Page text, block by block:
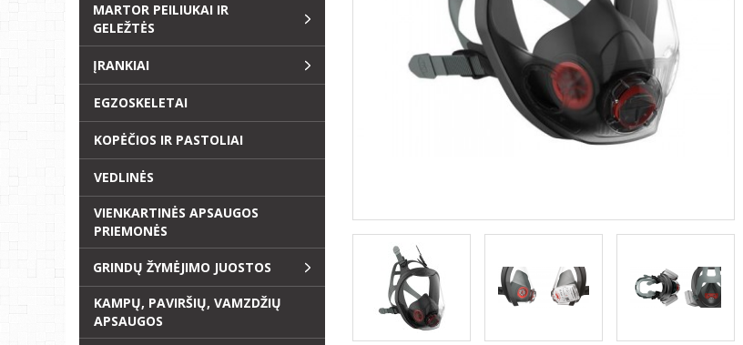
MARTOR PEILIUKAI IR
GELEŽTĖS
ĮRANKIAI
EGZOSKELETAI
KOPĖČIOS IR PASTOLIAI
VEDLINĖS
VIENKARTINĖS APSAUGOS
PRIEMONĖS
GRINDŲ ŽYMĖJIMO JUOSTOS
KAMPŲ, PAVIRŠIŲ, VAMZDŽIŲ
APSAUGOS